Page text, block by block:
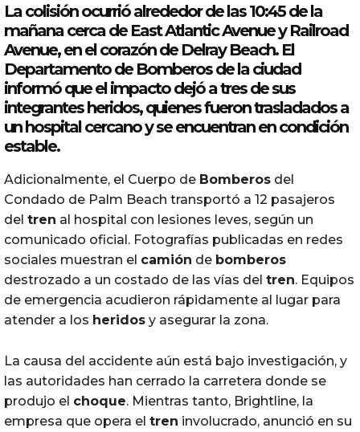
La colisión ocurrió alrededor de las 10:45 de la
mañana cerca de East Atlantic Avenue y Railroad
Avenue, en el corazón deDelrayBeach. El
Departamento deBomberosde la ciudad
informó que el impacto dejó a tres de sus
integrantesheridos, quienes fueron trasladados a
un hospital cercano y se encuentran en condición
estable.
Adicionalmente, el Cuerpo de Bomberos del
Condado de Palm Beach transportó a 12 pasajeros
del tren al hospital con lesiones leves, según un
comunicado oficial. Fotografías publicadas en redes
sociales muestran el camión de bomberos
destrozado a un costado de las vías del tren. Equipos
de emergencia acudieron rápidamente al lugar para
atender a los heridos y asegurar la zona.
La causa del accidente aún está bajo investigación, y
las autoridades han cerrado la carretera donde se
produjo el choque. Mientras tanto, Brightline, la
empresa que opera el tren involucrado, anunció en su